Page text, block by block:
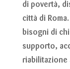
di povertà,
città di
bisogni di
supporto,
riabilitazione